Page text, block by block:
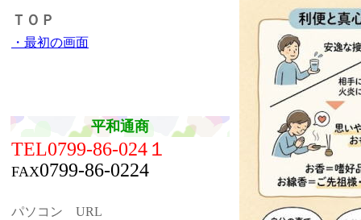
ＴＯＰ
・最初の画面
平和通商
TEL0799-86-024１
FAX0799-86-0224
パソコン URL